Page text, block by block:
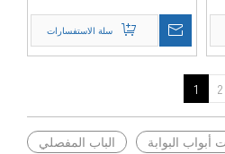
DDPD031-SSS
سلة الاستفسارات
1 2
الباب المفصلي
أبواب البوابة